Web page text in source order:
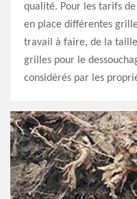
qualité. Pour les tarifs
en place différentes
travail à faire, de la taille
grilles pour le
considérés par les